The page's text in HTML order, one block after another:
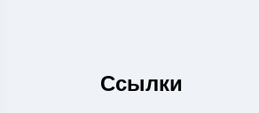
Ссылки